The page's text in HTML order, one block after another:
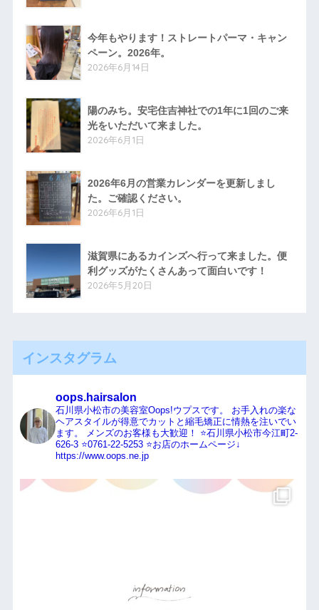
今年もやります！ストレートパーマ・キャン
ペーン。2026年。
2026年6月14日
陽のみち。安宅住吉神社での1年に1回のご来
光をいただいて来ました。
2026年6月1日
2026年6月の営業カレンダーを更新しまし
た。ご確認ください。
2026年6月1日
滋賀県にあるカインズへ行って来ました。便
利グッズがたくさんあって面白いです！
2026年5月20日
インスタグラム
oops.hairsalon
石川県小松市の美容室Oops!ウプスです。
お手入れの楽な
ヘアスタイルが得意でカットと縮毛矯正に情熱を注いでい
ます。
メンズのお客様も大歓迎！
⭐️石川県小松市今江町2-
626-3⭐️0761-22-5253⭐️お店のホームページ↓
https://www.oops.ne.jp